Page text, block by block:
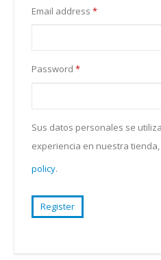
Email address *
Password *
Sus datos personales se
experiencia en nuestra
policy.
Register